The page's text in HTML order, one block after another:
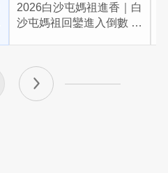
2026白沙屯媽祖進香｜白
沙屯媽祖回鑾進入倒數 預